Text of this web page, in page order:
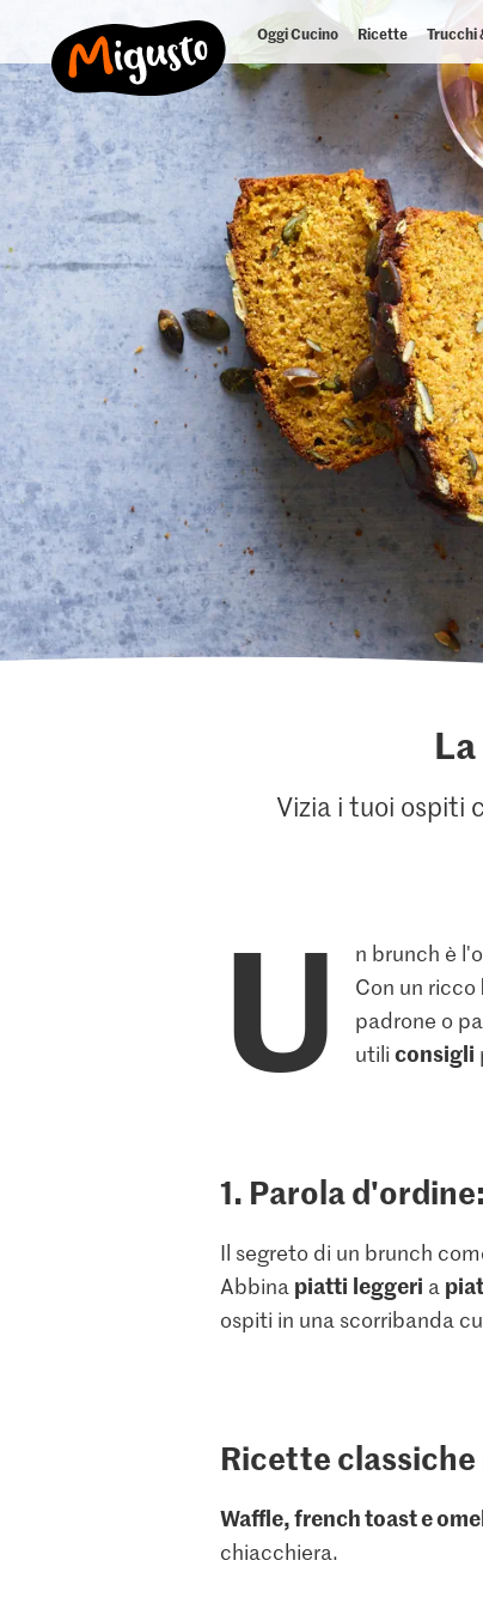
Oggi Cucino Ricette Trucchi
Vizia i tuoi ospiti
U n brunch è
Con un ricco
padrone o
utili consigli
1. Parola
Il segreto di un brunch
Abbina piatti leggeri a
ospiti in una scorribanda
Ricette
Waffle, french toast e
chiacchiera.